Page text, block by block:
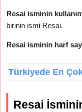
Resai isminin kullanım
birinin ismi Resai.
Resai isminin harf
Türkiyede En
Resai